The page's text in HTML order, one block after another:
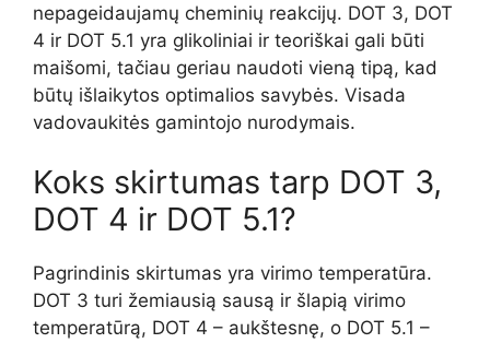
nepageidaujamų cheminių reakcijų. DOT 3, DOT
4 ir DOT 5.1 yra glikoliniai ir teoriškai gali būti
maišomi, tačiau geriau naudoti vieną tipą, kad
būtų išlaikytos optimalios savybės. Visada
vadovaukitės gamintojo nurodymais.
Koks skirtumas tarp DOT 3,
DOT 4 ir DOT 5.1?
Pagrindinis skirtumas yra virimo temperatūra.
DOT 3 turi žemiausią sausą ir šlapią virimo
temperatūrą, DOT 4 – aukštesnę, o DOT 5.1 –